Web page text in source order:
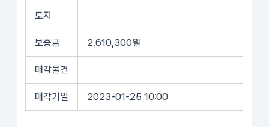
토지
보증금 2,610,300원
매각물건
매각기일 2023-01-25 10:00